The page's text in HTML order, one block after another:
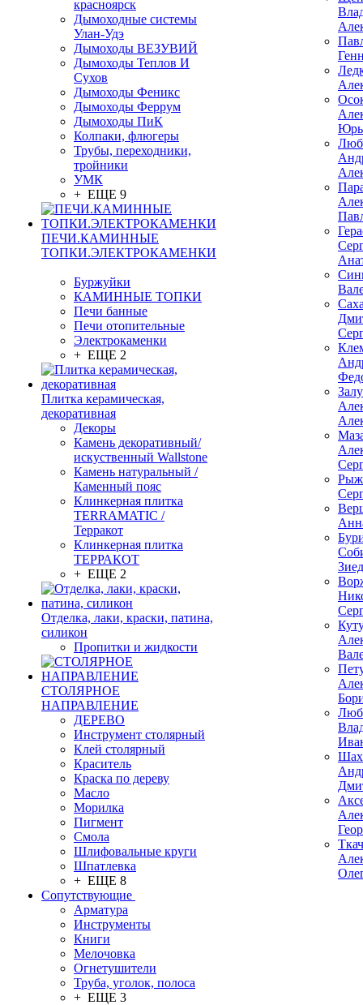
красноярск
Дымоходные системы
Улан-Удэ
Дымоходы ВЕЗУВИЙ
Дымоходы Теплов И
Сухов
Дымоходы Феникс
Дымоходы Феррум
Дымоходы ПиК
Колпаки, флюгеры
Трубы, переходники,
тройники
УМК
+ ЕЩЕ 9
ПЕЧИ.КАМИННЫЕ
ТОПКИ.ЭЛЕКТРОКАМЕНКИ
Буржуйки
КАМИННЫЕ ТОПКИ
Печи банные
Печи отопительные
Электрокаменки
+ ЕЩЕ 2
Плитка керамическая,
декоративная
Декоры
Камень декоративный/
искуственный Wallstone
Камень натуральный /
Каменный пояс
Клинкерная плитка
TERRAMATIC /
Терракот
Клинкерная плитка
ТЕРРАКОТ
+ ЕЩЕ 2
Отделка, лаки, краски, патина,
силикон
Пропитки и жидкости
СТОЛЯРНОЕ
НАПРАВЛЕНИЕ
ДЕРЕВО
Инструмент столярный
Клей столярный
Краситель
Краска по дереву
Масло
Морилка
Пигмент
Смола
Шлифовальные круги
Шпатлевка
+ ЕЩЕ 8
Сопутствующие
Арматура
Инструменты
Книги
Мелочовка
Огнетушители
Труба, уголок, полоса
+ ЕЩЕ 3